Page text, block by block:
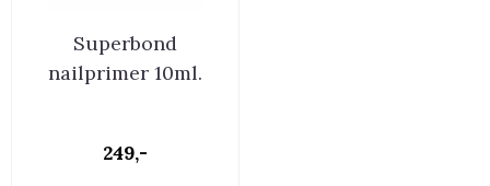
Superbond
nailprimer 10ml.
249,-